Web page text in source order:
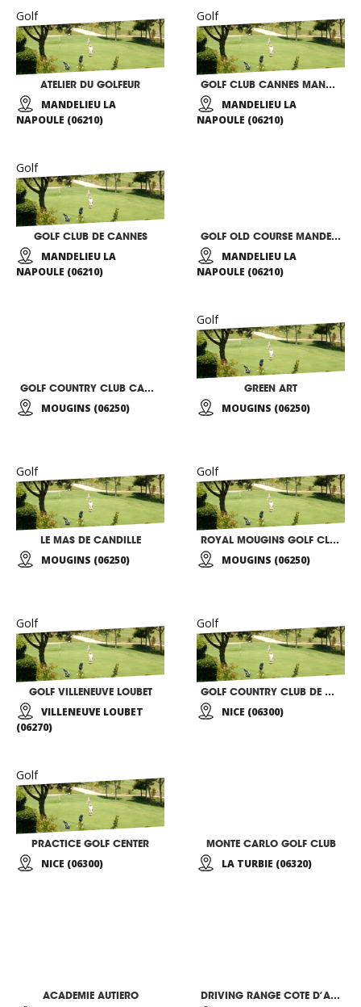
Golf
ATELIER DU GOLFEUR
MANDELIEU LA
NAPOULE (06210)
Golf
GOLF CLUB CANNES MANDELIEU RIVIERA
MANDELIEU LA
NAPOULE (06210)
Golf
GOLF CLUB DE CANNES
MANDELIEU LA
NAPOULE (06210)
GOLF OLD COURSE MANDELIEU
MANDELIEU LA
NAPOULE (06210)
GOLF COUNTRY CLUB CANNES MOUGINS
MOUGINS (06250)
Golf
GREEN ART
MOUGINS (06250)
Golf
LE MAS DE CANDILLE
MOUGINS (06250)
Golf
ROYAL MOUGINS GOLF CLUB
MOUGINS (06250)
Golf
GOLF VILLENEUVE LOUBET
VILLENEUVE LOUBET
(06270)
Golf
GOLF COUNTRY CLUB DE NICE
NICE (06300)
Golf
PRACTICE GOLF CENTER
NICE (06300)
MONTE CARLO GOLF CLUB
LA TURBIE (06320)
ACADEMIE AUTIERO DRIVING RANGE COTE D’AZUR